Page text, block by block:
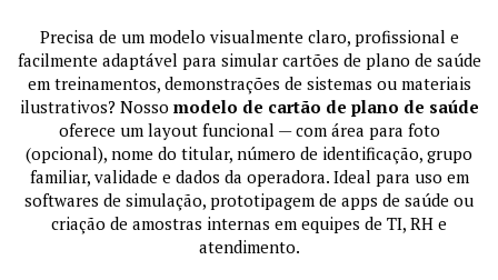
Precisa de um modelo visualmente claro, profissional e
facilmente adaptável para simular cartões de plano de saúde
em treinamentos, demonstrações de sistemas ou materiais
ilustrativos? Nosso modelo de cartão de plano de saúde
oferece um layout funcional — com área para foto
(opcional), nome do titular, número de identificação, grupo
familiar, validade e dados da operadora. Ideal para uso em
softwares de simulação, prototipagem de apps de saúde ou
criação de amostras internas em equipes de TI, RH e
atendimento.